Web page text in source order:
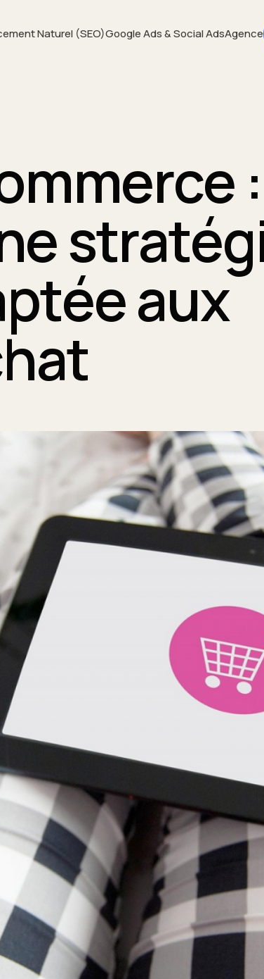
Naturel (SEO)Google Ads & Social AdsAgence
:
aux